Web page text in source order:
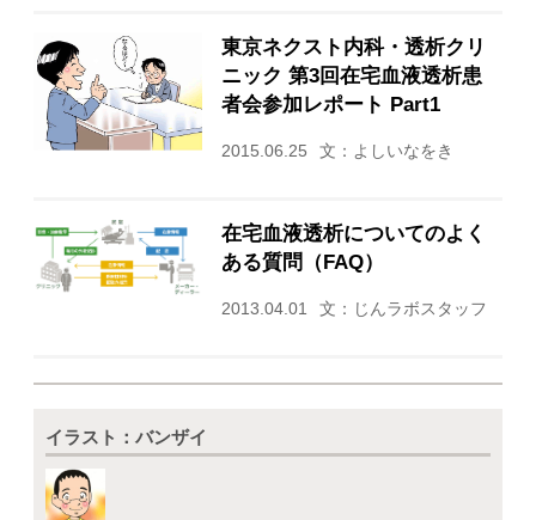
東京ネクスト内科・透析クリ
ニック 第3回在宅血液透析患
者会参加レポート Part1
2015.06.25 文：よしいなをき
在宅血液透析についてのよく
ある質問（FAQ）
2013.04.01 文：じんラボスタッフ
イラスト：バンザイ